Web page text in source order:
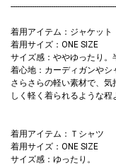
着用アイテム：ジャケット
着用サイズ：ONE SIZE
サイズ感：ややゆったり。
着心地：カーディガンやシ
さらさらの軽い素材で、
しく軽く着られるような程
着用アイテム：Ｔシャツ
着用サイズ：ONE SIZE
サイズ感：ゆったり。